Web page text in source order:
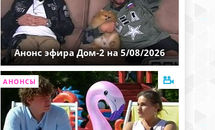
Анонс эфира Дом-2 на 5/08/2026
АНОНСЫ